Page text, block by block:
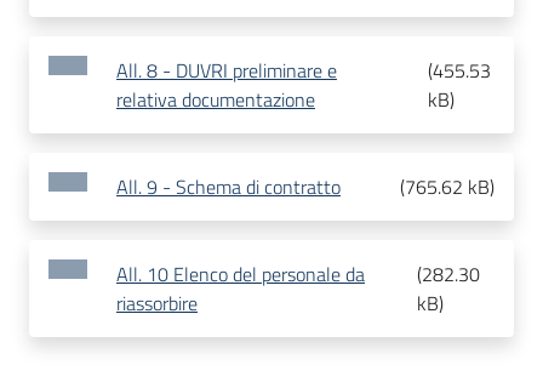
All. 8 - DUVRI preliminare e
relativa documentazione
(455.53
kB)
All. 9 - Schema di contratto (765.62 kB)
All. 10 Elenco del personale da
riassorbire
(282.30
kB)